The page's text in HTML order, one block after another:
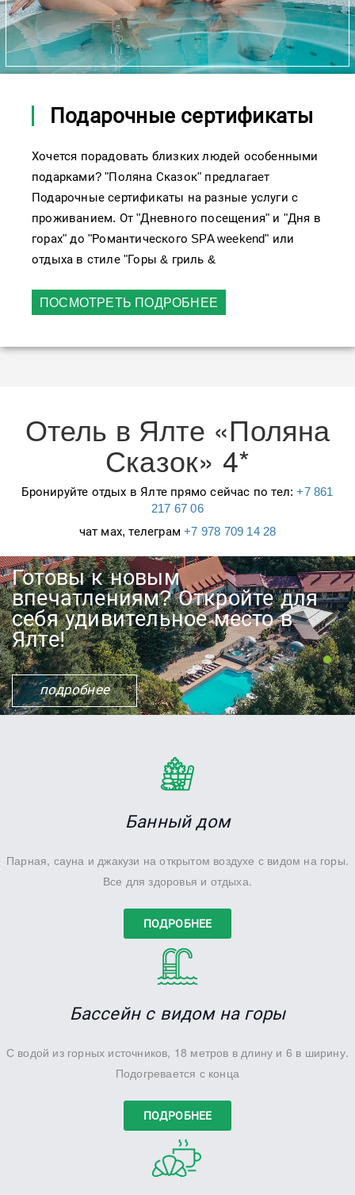
Подарочные сертификаты
Хочется порадовать близких людей особенными
подарками? "Поляна Сказок" предлагает
Подарочные сертификаты на разные услуги с
проживанием. От "Дневного посещения" и "Дня в
горах" до "Романтического SPA weekend" или
отдыха в стиле "Горы & гриль &
ПОСМОТРЕТЬ ПОДРОБНЕЕ
Отель в Ялте «Поляна
Сказок» 4*
Бронируйте отдых в Ялте прямо сейчас по тел:+7 861
217 67 06
чат мах, телеграм+7 978 709 14 28
Готовы к новым
впечатлениям? Откройте для
себя удивительное место в
Ялте!
подробнее
Банный дом
Парная, сауна и джакузи на открытом воздухе с видом на горы.
Все для здоровья и отдыха.
ПОДРОБНЕЕ
Бассейн с видом на горы
С водой из горных источников, 18 метров в длину и 6 в ширину.
Подогревается с конца
ПОДРОБНЕЕ